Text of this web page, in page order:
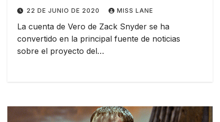
22 DE JUNIO DE 2020 MISS LANE
La cuenta de Vero de Zack Snyder se ha
convertido en la principal fuente de noticias
sobre el proyecto del…